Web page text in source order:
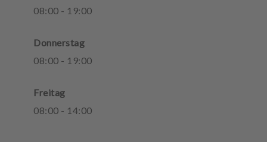
08:00 - 19:00
Donnerstag
08:00 - 19:00
Freitag
08:00 - 14:00